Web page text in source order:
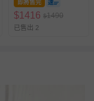
即將售完
$1416 $1490
已售出 2